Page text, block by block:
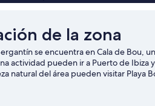
de la zona
se encuentra en Cala de Bou,
actividad pueden ir a Puerto de
natural del área pueden visitar Playa
Ibiza Karting San Antonio y Take Off